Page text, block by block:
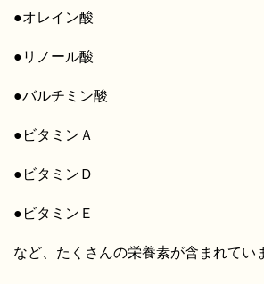
●オレイン酸
●リノール酸
●バルチミン酸
●ビタミンＡ
●ビタミンＤ
●ビタミンＥ
など、たくさんの栄養素が含まれてい